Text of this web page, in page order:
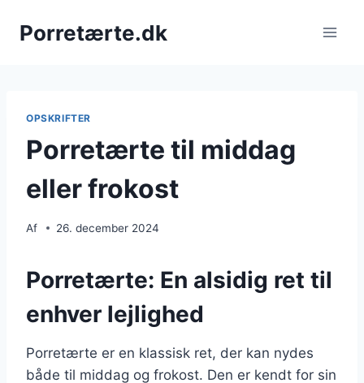
Porretærte.dk
OPSKRIFTER
Porretærte til middag
eller frokost
Af 26. december 2024
Porretærte: En alsidig ret til
enhver lejlighed
Porretærte er en klassisk ret, der kan nydes
både til middag og frokost. Den er kendt for sin